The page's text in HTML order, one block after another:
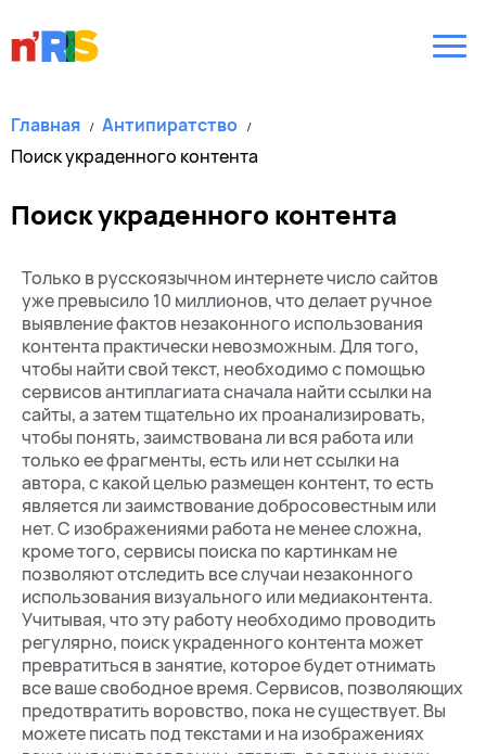
Главная
Антипиратство
Поиск украденного контента
Поиск украденного контента
Только в русскоязычном интернете число сайтов
уже превысило 10 миллионов, что делает ручное
выявление фактов незаконного использования
контента практически невозможным. Для того,
чтобы найти свой текст, необходимо с помощью
сервисов антиплагиата сначала найти ссылки на
сайты, а затем тщательно их проанализировать,
чтобы понять, заимствована ли вся работа или
только ее фрагменты, есть или нет ссылки на
автора, с какой целью размещен контент, то есть
является ли заимствование добросовестным или
нет. С изображениями работа не менее сложна,
кроме того, сервисы поиска по картинкам не
позволяют отследить все случаи незаконного
использования визуального или медиаконтента.
Учитывая, что эту работу необходимо проводить
регулярно, поиск украденного контента может
превратиться в занятие, которое будет отнимать
все ваше свободное время. Сервисов, позволяющих
предотвратить воровство, пока не существует. Вы
можете писать под текстами и на изображениях